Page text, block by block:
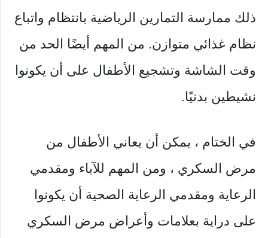
ذلك ممارسة التمارين الرياضية بانتظام واتباع
نظام غذائي متوازن. من المهم أيضًا الحد من
وقت الشاشة وتشجيع الأطفال على أن يكونوا
نشيطين بدنيًا.
في الختام ، يمكن أن يعاني الأطفال من
مرض السكري ، ومن المهم للآباء ومقدمي
الرعاية ومقدمي الرعاية الصحية أن يكونوا
على دراية بعلامات وأعراض مرض السكري